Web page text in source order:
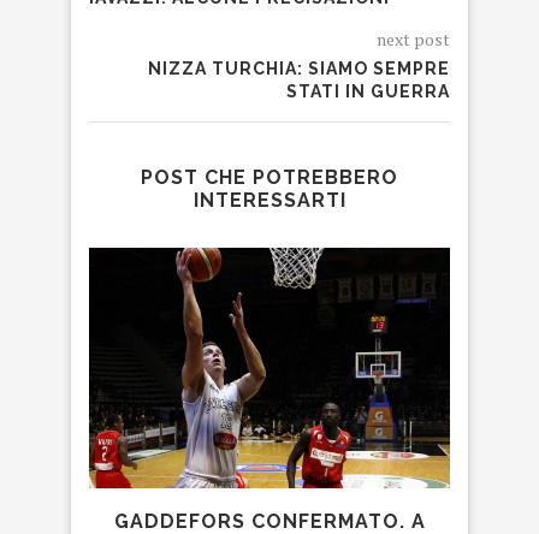
next post
NIZZA TURCHIA: SIAMO SEMPRE
STATI IN GUERRA
POST CHE POTREBBERO
INTERESSARTI
GADDEFORS CONFERMATO. A